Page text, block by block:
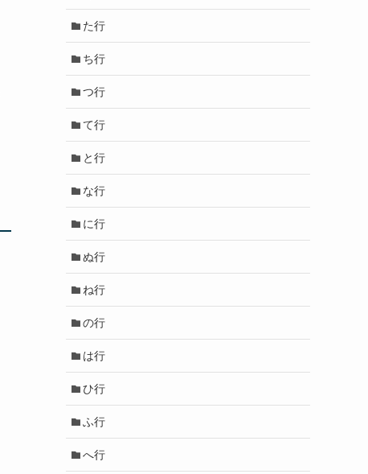
た行
ち行
つ行
て行
と行
な行
に行
ぬ行
ね行
の行
は行
ひ行
ふ行
へ行